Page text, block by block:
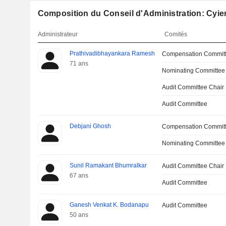
Composition du Conseil d'Administration:
Administrateur Comités
Prathivadibhayankara Ramesh
71 ans
Compensation
Nominating Committee
Audit Committee Chair
Audit Committee
Debjani Ghosh Compensation
Nominating Committee
Sunil Ramakant Bhumralkar
67 ans
Audit Committee Chair
Audit Committee
Ganesh Venkat K. Bodanapu
50 ans
Audit Committee